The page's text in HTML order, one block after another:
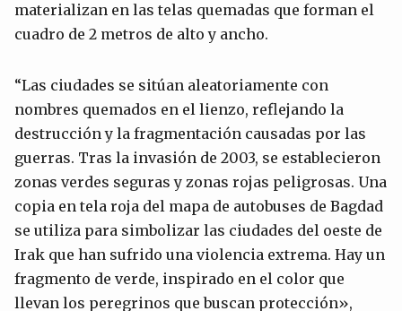
materializan en las telas quemadas que forman el
cuadro de 2 metros de alto y ancho.
“Las ciudades se sitúan aleatoriamente con
nombres quemados en el lienzo, reflejando la
destrucción y la fragmentación causadas por las
guerras. Tras la invasión de 2003, se establecieron
zonas verdes seguras y zonas rojas peligrosas. Una
copia en tela roja del mapa de autobuses de Bagdad
se utiliza para simbolizar las ciudades del oeste de
Irak que han sufrido una violencia extrema. Hay un
fragmento de verde, inspirado en el color que
llevan los peregrinos que buscan protección»,